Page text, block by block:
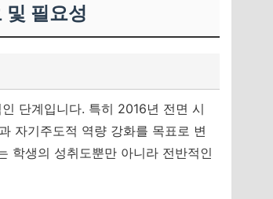
및 필요성
단계입니다. 특히 2016년 전면 시
자기주도적 역량 강화를 목표로 변
학생의 성취도뿐만 아니라 전반적인